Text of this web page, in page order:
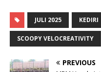
JULI 2025 KEDIRI
SCOOPY VELOCREATIVITY
PREVIOUS